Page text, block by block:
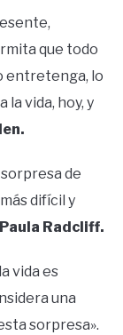
que todo
entretenga, lo
vida, hoy, y
de
difícil y
Paula Radcliff.
vida es
una
sorpresa».